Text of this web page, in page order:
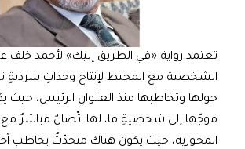
تعتمد رواية «في الطريق إليك» لأحمد خلف
الشخصية مع المحيط لإنتاج وحداتٍ سرديةٍ
حولها وتخاطبها منذ العنوان الرئيس، حيث
موجّها إلى شخصيةٍ ما، لها اتّصالٌ مباشرٌ
المحورية، حيث يكون هناك متحدّثٌ يخاطب